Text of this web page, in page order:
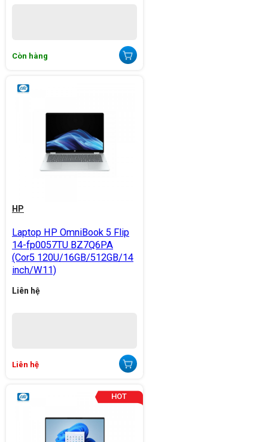
Còn hàng
HP
Laptop HP OmniBook 5 Flip
14-fp0057TU BZ7Q6PA
(Cor5 120U/16GB/512GB/14
inch/W11)
Liên hệ
Liên hệ